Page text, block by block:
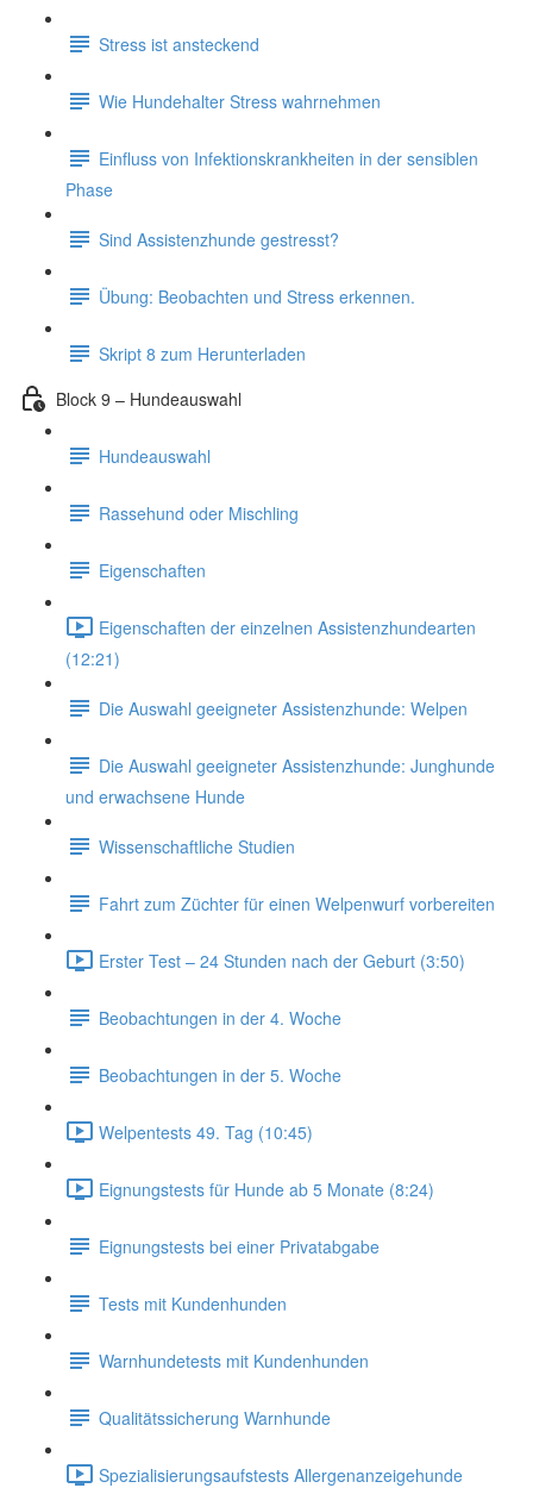
Stress ist ansteckend
Wie Hundehalter Stress wahrnehmen
Einfluss von Infektionskrankheiten in der sensiblen
Phase
Sind Assistenzhunde gestresst?
Übung: Beobachten und Stress erkennen.
Skript 8 zum Herunterladen
Block 9 – Hundeauswahl
Hundeauswahl
Rassehund oder Mischling
Eigenschaften
Eigenschaften der einzelnen Assistenzhundearten
(12:21)
Die Auswahl geeigneter Assistenzhunde: Welpen
Die Auswahl geeigneter Assistenzhunde: Junghunde
und erwachsene Hunde
Wissenschaftliche Studien
Fahrt zum Züchter für einen Welpenwurf vorbereiten
Erster Test – 24 Stunden nach der Geburt (3:50)
Beobachtungen in der 4. Woche
Beobachtungen in der 5. Woche
Welpentests 49. Tag (10:45)
Eignungstests für Hunde ab 5 Monate (8:24)
Eignungstests bei einer Privatabgabe
Tests mit Kundenhunden
Warnhundetests mit Kundenhunden
Qualitätssicherung Warnhunde
Spezialisierungsaufstests Allergenanzeigehunde